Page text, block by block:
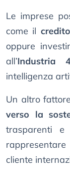
Le imprese
come il
oppure
all’Industria
intelligenza
Un altro
verso la
trasparenti e
cliente